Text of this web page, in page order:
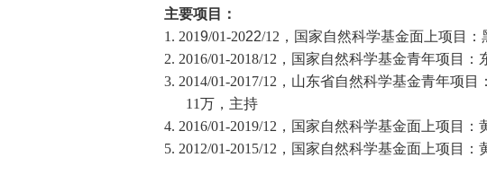
主要项目：
1. 2019/01-2022/12 ，国家自然科学基金面上项目 ：
2. 2016/01-2018/12 ，国家自然科学基金青年项目
3. 2014/01-2017/12 ，山东省自然科学基金青年项
11万，主持
4. 2016/01-2019/12 ，国家自然科学基金面上项目
5. 2012/01-2015/12 ，国家自然科学基金面上项目